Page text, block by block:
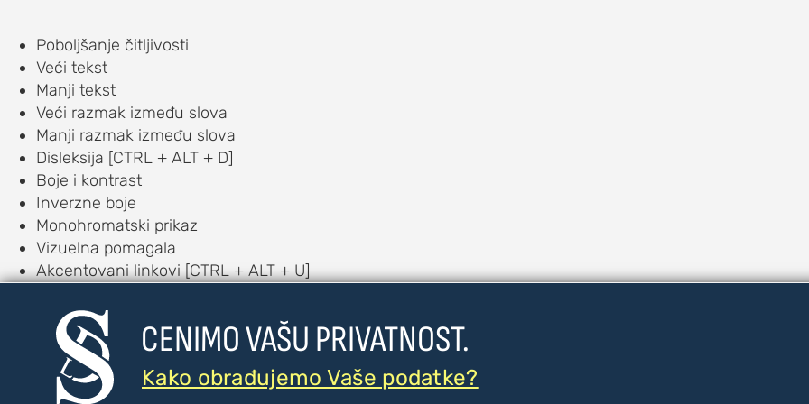
CENIMO VAŠU PRIVATNOST.
Kako obrađujemo Vaše podatke?
Poboljšanje čitljivosti
Veći tekst
Manji tekst
Veći razmak između slova
Manji razmak između slova
Disleksija [CTRL + ALT + D]
Boje i kontrast
Inverzne boje
Monohromatski prikaz
Vizuelna pomagala
Akcentovani linkovi [CTRL + ALT + U]
Vodič za čitanje [CTRL + ALT + R]
Čitač [CTRL + ALT + V]
Auditorna pomagala
Text to Speech [CTRL + ALT + T]